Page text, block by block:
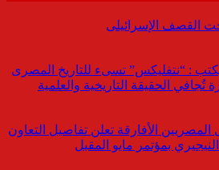
القصف الإسرائيلى
: “نتفليكس” تسىء للتاريخ المصرى
تُجافي الحقيقة التاريخية والعلمية
الأفارقة تعلن تفاصيل التعاون
بمؤتمر مايو المقبل